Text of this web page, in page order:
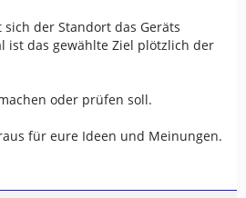
der Standort das Geräts
ist das gewählte Ziel plötzlich der
oder prüfen soll.
für eure Ideen und Meinungen.